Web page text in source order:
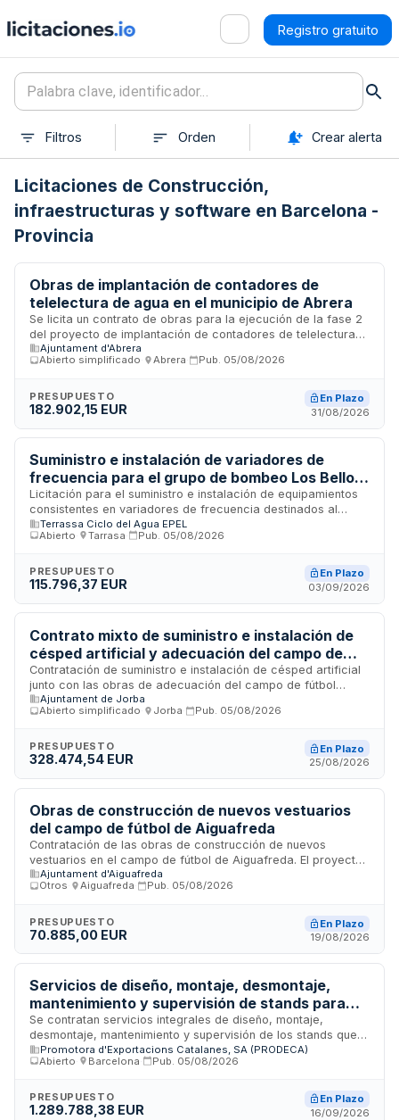
Registro gratuito
Filtros Orden Crear alerta
Licitaciones de Construcción,
infraestructuras y software en Barcelona -
Provincia
Obras de implantación de contadores de
telelectura de agua en el municipio de Abrera
Se licita un contrato de obras para la ejecución de la fase 2
del proyecto de implantación de contadores de telelectura
de abonado en el municipio de Abrera. El Ayuntamiento de
Abrera requiere la renovación de una parte significativa de
del suministro, detectar fugas, incidencias y fraudes. Las
obras se ejecutarán por la falta de recursos humanos y
Ajuntament d'Abrera
Abierto simplificado
Abrera Pub. 05/08/2026
PRESUPUESTO
182.902,15 EUR
En Plazo
31/08/2026
Suministro e instalación de variadores de
frecuencia para el grupo de bombeo Los Bellots
en Terrassa
Licitación para el suministro e instalación de equipamientos
consistentes en variadores de frecuencia destinados al
grupo de bombeo de Los Bellots ubicado en Can Poal,
Terrassa. El contrato incluye la provisión de materiales y la
técnico ejecutivo, aplicando criterios de contratación con
valor social y ecológico. El presupuesto base y demás
de condiciones técnicas.
Terrassa Ciclo del Agua EPEL
Abierto
Tarrasa Pub. 05/08/2026
PRESUPUESTO
115.796,37 EUR
En Plazo
03/09/2026
Contrato mixto de suministro e instalación de
césped artificial y adecuación del campo de
fútbol municipal de Jorba
Contratación de suministro e instalación de césped artificial
junto con las obras de adecuación del campo de fútbol
municipal ubicado en Jorba. El proyecto, redactado por
ingeniero técnico agrícola, incluye la ejecución de
prestación principal la de obras. La financiación proviene de
subvenciones de la Diputación de Barcelona destinadas a
deportiva municipal.
Ajuntament de Jorba
Abierto simplificado
Jorba Pub. 05/08/2026
PRESUPUESTO
328.474,54 EUR
En Plazo
25/08/2026
Obras de construcción de nuevos vestuarios
del campo de fútbol de Aiguafreda
Contratación de las obras de construcción de nuevos
vestuarios en el campo de fútbol de Aiguafreda. El proyecto
incluye demolición de estructuras existentes, excavación de
cimientos, construcción de losa de hormigón, ejecución de
acabados asociados. La obra es financiada mediante una
subvención de la Generalitat de Catalunya para
modernización de instalaciones deportivas públicas.
Ajuntament d'Aiguafreda
Otros
Aiguafreda Pub. 05/08/2026
PRESUPUESTO
70.885,00 EUR
En Plazo
19/08/2026
Servicios de diseño, montaje, desmontaje,
mantenimiento y supervisión de stands para
Pabellones de Cataluña en ferias
internacionales
Se contratan servicios integrales de diseño, montaje,
desmontaje, mantenimiento y supervisión de los stands que
conforman los Pabellones de Cataluña en siete ferias
internacionales celebradas en Alemania durante 2027. Los
equipos, materiales y herramientas necesarios, así como el
suministro de energía eléctrica y agua en los puntos
Promotora d'Exportacions Catalanes, SA (PRODECA)
Abierto
Barcelona Pub. 05/08/2026
PRESUPUESTO
1.289.788,38 EUR
En Plazo
16/09/2026